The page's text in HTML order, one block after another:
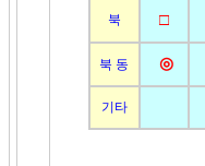
북 □
북 동 ◎
기타